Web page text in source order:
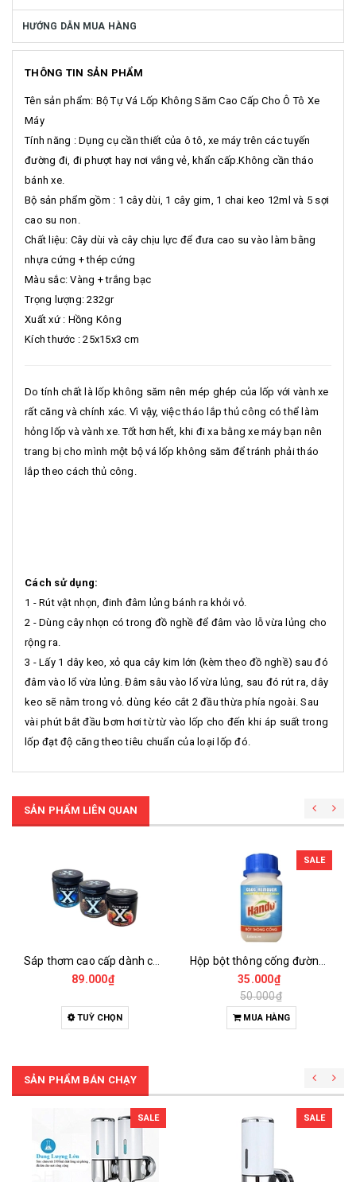
HƯỚNG DẪN MUA HÀNG
THÔNG TIN SẢN PHẨM
Tên sản phẩm: Bộ Tự Vá Lốp Không Săm Cao Cấp Cho Ô Tô Xe
Máy
Tính năng : Dụng cụ cần thiết của ô tô, xe máy trên các tuyến
đường đi, đi phượt hay nơi vắng vẻ, khẩn cấp.Không cần tháo
bánh xe.
Bộ sản phẩm gồm : 1 cây dùi, 1 cây gim, 1 chai keo 12ml và 5 sợi
cao su non.
Chất liệu: Cây dùi và cây chịu lực để đưa cao su vào làm bằng
nhựa cứng + thép cứng
Màu sắc: Vàng + trắng bạc
Trọng lượng: 232gr
Xuất xứ : Hồng Kông
Kích thước : 25x15x3 cm
Do tính chất là lốp không săm nên mép ghép của lốp với vành xe
rất căng và chính xác. Vì vậy, việc tháo lắp thủ công có thể làm
hỏng lốp và vành xe. Tốt hơn hết, khi đi xa bằng xe máy bạn nên
trang bị cho mình một bộ vá lốp không săm để tránh phải tháo
lắp theo cách thủ công.
Cách sử dụng:
1 - Rút vật nhọn, đinh đâm lủng bánh ra khỏi vỏ.
2 - Dùng cây nhọn có trong đồ nghề để đâm vào lỗ vừa lủng cho
rộng ra.
3 - Lấy 1 dây keo, xỏ qua cây kim lớn (kèm theo đồ nghề) sau đó
đâm vào lổ vừa lủng. Đâm sâu vào lổ vừa lủng, sau đó rút ra, dây
keo sẽ nằm trong vỏ. dùng kéo cắt 2 đầu thừa phía ngoài. Sau
vài phút bắt đầu bơm hơi từ từ vào lốp cho đến khi áp suất trong
lốp đạt độ căng theo tiêu chuẩn của loại lốp đó.
SẢN PHẨM LIÊN QUAN
89.000₫
TUỲ CHỌN
SALE
35.000₫
50.000₫
MUA HÀNG
SẢN PHẨM BÁN CHẠY
SALE SALE